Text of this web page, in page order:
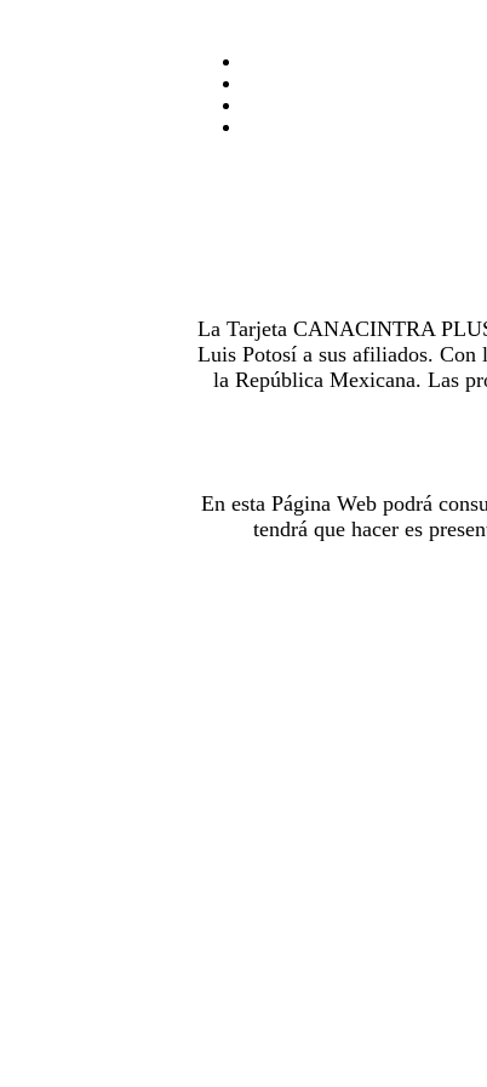
La Tarjeta CANACINTRA
Luis Potosí a sus afiliados. Con
la República Mexicana. Las
En esta Página Web podrá
tendrá que hacer es